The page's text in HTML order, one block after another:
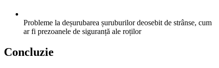
Probleme la deșurubarea șuruburilor deosebit de strânse, cum
ar fi prezoanele de siguranță ale roților
Concluzie